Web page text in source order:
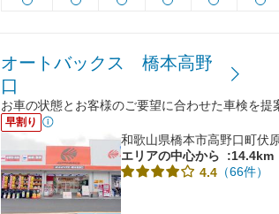
オートバックス 橋本高野
口
お車の状態とお客様のご要望に合わせた車検を提
早割り
和歌山県橋本市高野口町伏
エリアの中心から
:14.4km
4.4 （66件）